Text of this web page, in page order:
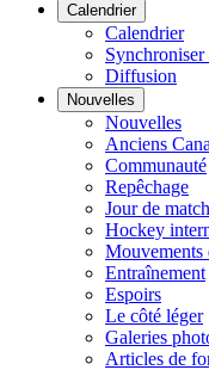
Calendrier
Calendrier
Diffusion
Nouvelles
Nouvelles
Anciens
Communauté
Repêchage
Jour de match
Hockey
Mouvements
Entraînement
Espoirs
Le côté léger
Galeries
Articles de